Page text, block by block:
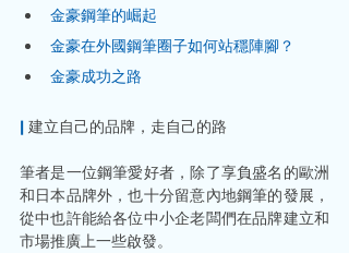
金豪鋼筆的崛起
金豪在外國鋼筆圈子如何站穩陣腳？
金豪成功之路
| 建立自己的品牌，走自己的路
筆者是一位鋼筆愛好者，除了享負盛名的歐洲
和日本品牌外，也十分留意內地鋼筆的發展，
從中也許能給各位中小企老闆們在品牌建立和
市場推廣上一些啟發。